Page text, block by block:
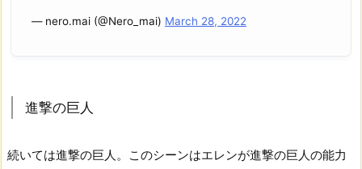
— nero.mai (@Nero_mai) March 28, 2022
進撃の巨人
続いては進撃の巨人。このシーンはエレンが進撃の巨人の能力